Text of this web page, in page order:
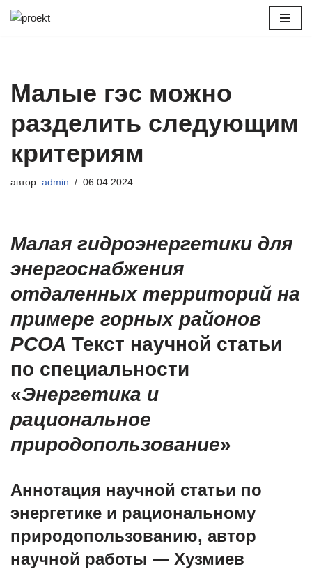
Малые гэс можно
разделить следующим
критериям
автор: admin 06.04.2024
Малая гидроэнергетики для
энергоснабжения
отдаленных территорий на
примере горных районов
РСОА Текст научной статьи
по специальности
«Энергетика и
рациональное
природопользование»
Аннотация научной статьи по
энергетике и рациональному
природопользованию, автор
научной работы — Хузмиев